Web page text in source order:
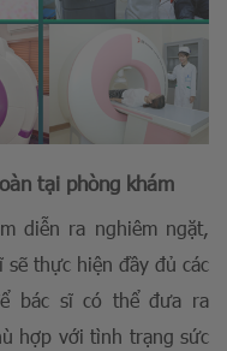
tại phòng khám
diễn ra nghiêm ngặt,
thực hiện đầy đủ các
bác sĩ có thể đưa ra
hợp với tình trạng sức